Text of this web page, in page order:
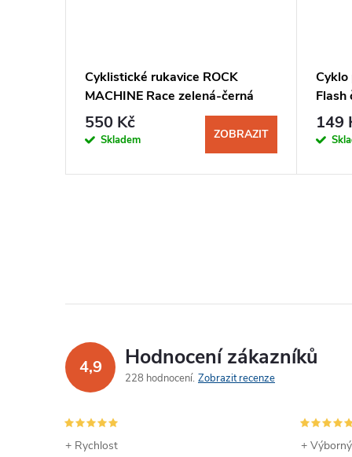
Cyklistické rukavice ROCK
MACHINE Race zelená-černá
550 Kč
Skladem ZOBRAZIT
Cyklo
Flash
149
4,9 Hodnocení zákazníků
228 hodnocení Zobrazit recenze
+ Rychlost
+